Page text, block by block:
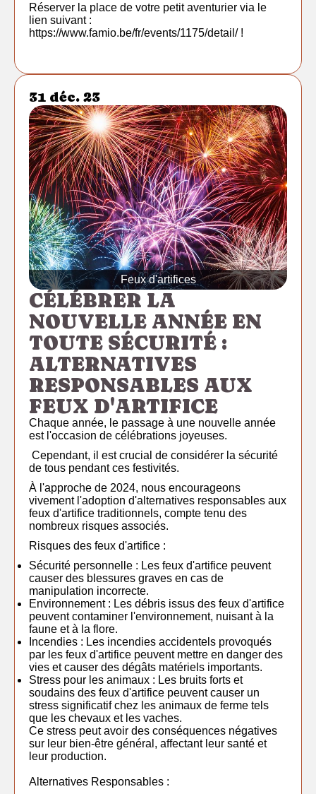
Réserver la place de votre petit aventurier via le
lien suivant :
https://www.famio.be/fr/events/1175/detail/!
31 déc. 23
Feux d'artifices
CÉLÉBRER LA
NOUVELLE ANNÉE EN
TOUTE SÉCURITÉ :
ALTERNATIVES
RESPONSABLES AUX
FEUX D'ARTIFICE
Chaque année, le passage à une nouvelle année
est l'occasion de célébrations joyeuses.
Cependant, il est crucial de considérer la sécurité
de tous pendant ces festivités.
À l'approche de 2024, nous encourageons
vivement l'adoption d'alternatives responsables aux
feux d'artifice traditionnels, compte tenu des
nombreux risques associés.
Risques des feux d'artifice :
Sécurité personnelle : Les feux d'artifice peuvent
causer des blessures graves en cas de
manipulation incorrecte.
Environnement : Les débris issus des feux d'artifice
peuvent contaminer l'environnement, nuisant à la
faune et à la flore.
Incendies : Les incendies accidentels provoqués
par les feux d'artifice peuvent mettre en danger des
vies et causer des dégâts matériels importants.
Stress pour les animaux : Les bruits forts et
soudains des feux d'artifice peuvent causer un
stress significatif chez les animaux de ferme tels
que les chevaux et les vaches.
Ce stress peut avoir des conséquences négatives
sur leur bien-être général, affectant leur santé et
leur production.
Alternatives Responsables :